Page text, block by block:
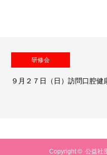
研修会
９月２７日（日）訪問口腔
Copyright © 公益社